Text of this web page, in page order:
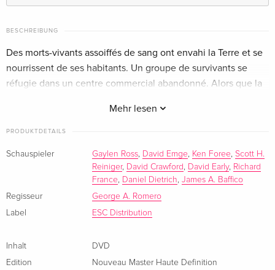
Deutsch
Deutsch
Deutsch
Deutsch
vergriffen
Deutsch
BESCHREIBUNG
Mehr lesen
Des morts-vivants assoiffés de sang ont envahi la Terre et se
nourrissent de ses habitants. Un groupe de survivants se
réfugie dans un centre commercial abandonné. Alors que la
PRODUKTDETAILS
Schauspieler Gaylen Ross, David Emge, Ken Foree, Scott H.
Reiniger, David Crawford , David Early, Richard
France, Daniel Dietrich, James A. Baffico
Regisseur
George A. Romero
Label
ESC Distribution
Inhalt
DVD
Edition
Nouveau Master Haute Definition